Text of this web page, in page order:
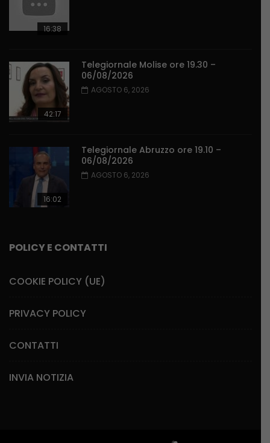
16:38
42:17
Telegiornale Molise ore 19.30 –
06/08/2026
AGOSTO 6, 2026
16:02
Telegiornale Abruzzo ore 19.10 –
06/08/2026
AGOSTO 6, 2026
POLICY E CONTATTI
COOKIE POLICY (UE)
PRIVACY POLICY
CONTATTI
INVIA NOTIZIA